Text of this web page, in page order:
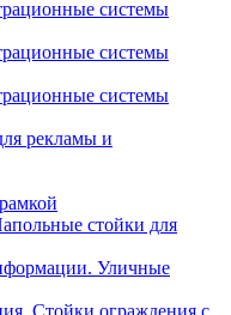
системы
системы
системы
рекламы и
стойки для
Уличные
Стойки ограждения с